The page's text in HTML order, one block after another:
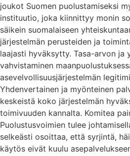
joukot Suomen puolustamiseksi
instituutio, joka kiinnittyy monin
säikein suomalaiseen
järjestelmän perusteiden ja
laajasti hyväksytty. Tasa-arvon ja
vahvistaminen
asevelvollisuusjärjestelmän
Yhdenvertainen ja myönteinen
keskeistä koko järjestelmän
toimivuuden kannalta. Komitea
Puolustusvoimien tulee
selkeästi osoittaa, että syrjintä,
käytös eivät kuulu